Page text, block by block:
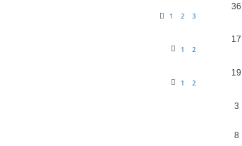
1 2 3
36
1 2
17
1 2
19
3
8